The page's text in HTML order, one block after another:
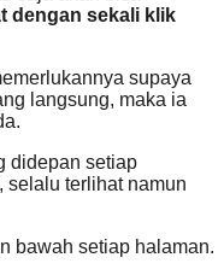
dengan sekali klik
supaya
langsung, maka ia
didepan setiap
selalu terlihat namun
bawah setiap halaman.